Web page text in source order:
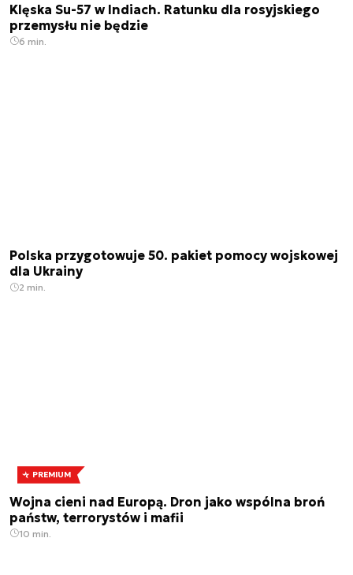
Klęska Su-57 w Indiach. Ratunku dla rosyjskiego
przemysłu nie będzie
6 min.
Polska przygotowuje 50. pakiet pomocy wojskowej
dla Ukrainy
2 min.
PREMIUM
Wojna cieni nad Europą. Dron jako wspólna broń
państw, terrorystów i mafii
10 min.